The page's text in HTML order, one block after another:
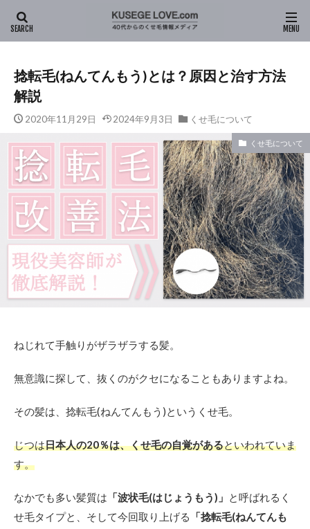
HOME くせ毛について 捻転毛(ねんてんもう)
捻転毛(ねんてんもう)とは？原因と治す方法
解説
2020年11月29日 2024年9月3日 くせ毛について
くせ毛について
ねじれて手触りがザラザラする髪。
無意識に探して、抜くのがクセになることもありますよね。
その髪は、捻転毛(ねんてんもう)というくせ毛。
じつは日本人の20％は、くせ毛の自覚があるといわれていま
す。
なかでも多い髪質は 「波状毛(はじょうもう)」 と呼ばれるく
せ毛タイプと、そして今回取り上げる
「捻転毛(ねんてんも